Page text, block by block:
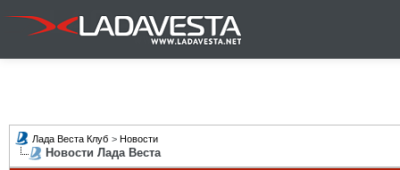
Лада Веста Клуб > Новости
Новости Лада Веста